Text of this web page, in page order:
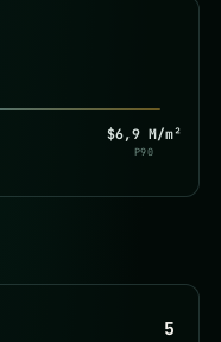
$6,9 M/m²
P90
5